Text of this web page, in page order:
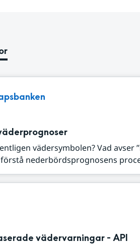
vädersymbolen? Vad avser
nederbördsprognosens
vädervarningar - API